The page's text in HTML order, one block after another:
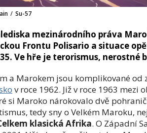
/ Su-57
mezinárodního práva
Frontu Polisario a situace
Ve hře je terorismus, nerostné
a Marokem jsou komplikované od
v roce 1962. Již v roce 1963
si Maroko nárokovalo dvě
tedy sny o Velkém Maroku,
klasická Afrika. O Západní